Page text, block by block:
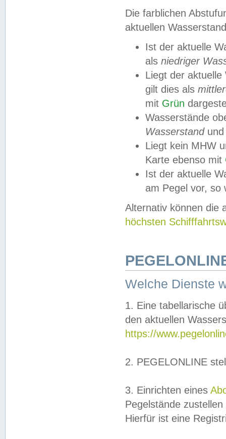
Die farblichen
aktuellen
Ist der aktuelle
als niedriger
Liegt der
gilt dies als
mit Grün
Wasserstände
Wasserstandund
Liegt kein MHW
Karte ebenso mit
Ist der aktuelle
am Pegel vor,
Alternativ können die
höchsten
Welche Dienste
1. Eine tabellarische
den aktuellen
https://
2. PEGELONLINE
3. Einrichten eines
Pegelstände
Hierfür ist eine